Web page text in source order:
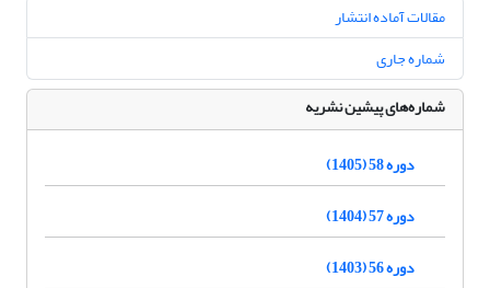
مقالات آماده انتشار
شماره جاری
شماره‌های پیشین نشریه
دوره 58 (1405)
دوره 57 (1404)
دوره 56 (1403)